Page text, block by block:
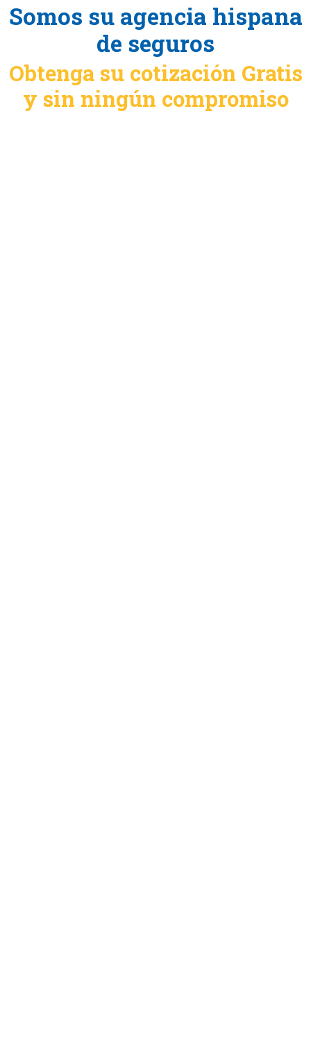
Somos su agencia hispana
de seguros
Obtenga su cotización Gratis
y sin ningún compromiso